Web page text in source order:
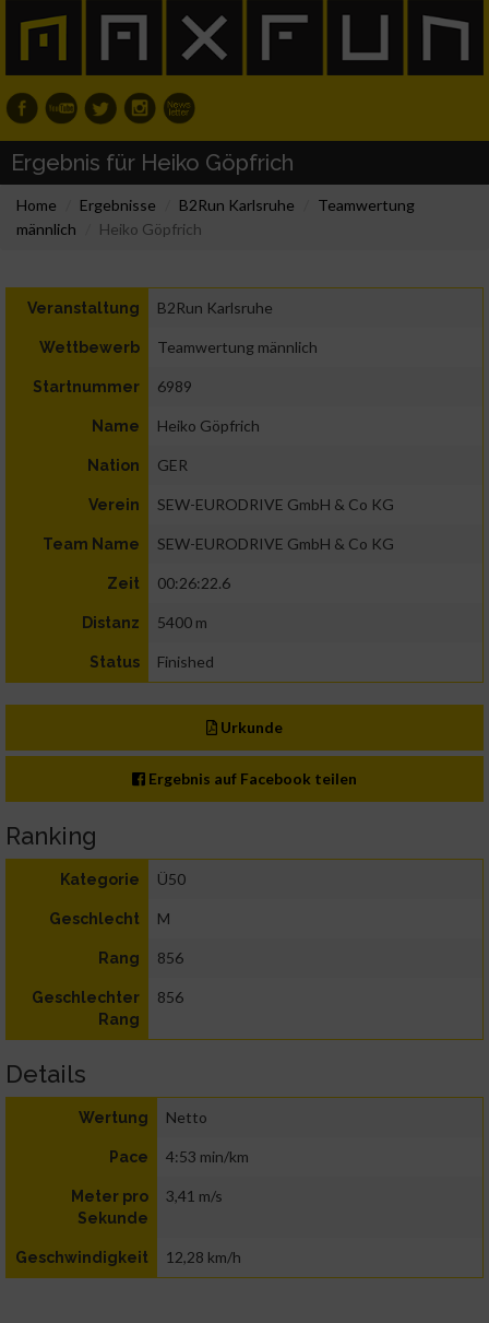
Ergebnis für Heiko Göpfrich
Home Ergebnisse B2Run Karlsruhe
Teamwertung
männlich
Heiko Göpfrich
Veranstaltung B2Run Karlsruhe
Wettbewerb Teamwertung männlich
Startnummer 6989
Name Heiko Göpfrich
Nation GER
Verein SEW-EURODRIVE GmbH & Co KG
Team Name SEW-EURODRIVE GmbH & Co KG
Zeit 00:26:22.6
Distanz 5400 m
Status Finished
Urkunde
Ergebnis auf Facebook teilen
Ranking
Kategorie Ü50
Geschlecht M
Rang 856
Geschlechter
Rang
856
Details
Wertung Netto
Pace 4:53 min/km
Meter pro
Sekunde
3,41 m/s
Geschwindigkeit 12,28 km/h